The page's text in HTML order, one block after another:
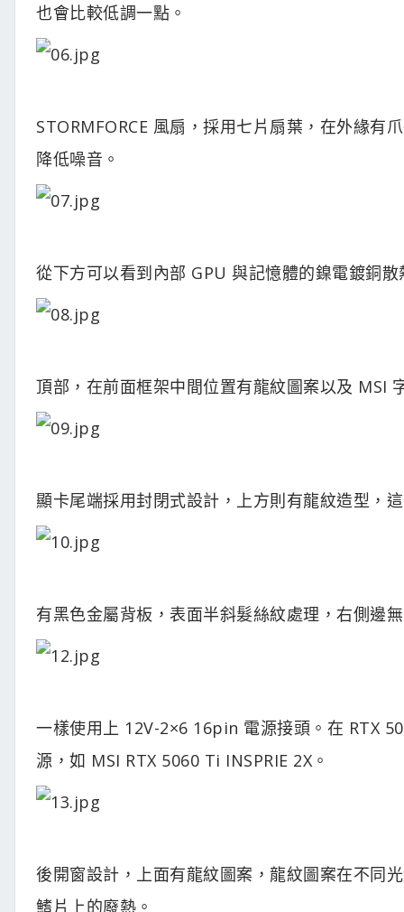
也會比較低調一點。
STORMFORCE 風扇，採用七片扇葉，在外緣有
降低噪音。
從下方可以看到內部 GPU 與記憶體的鎳電鍍銅
頂部，在前面框架中間位置有龍紋圖案以及 MSI
顯卡尾端採用封閉式設計，上方則有龍紋造型，
有黑色金屬背板，表面半斜髮絲紋處理，右側邊
一樣使用上 12V-2×6 16pin 電源接頭。在 RTX
源，如 MSI RTX 5060 Ti INSPRIE 2X。
後開窗設計，上面有龍紋圖案，龍紋圖案在不同
鰭片上的廢熱。